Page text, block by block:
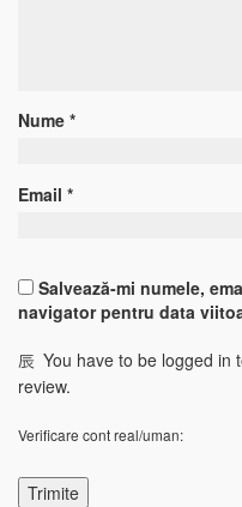
Nume *
Email *
Salvează-mi numele,
navigator pentru data
You have to be logged in
review.
Verificare cont real/uman: